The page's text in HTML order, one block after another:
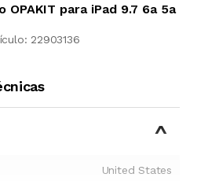
OPAKIT para iPad 9.7 6a 5a
22903136
United States